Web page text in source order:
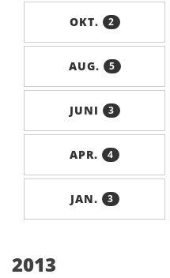
OKT. 2
AUG. 5
JUNI 3
APR. 4
JAN. 3
2013